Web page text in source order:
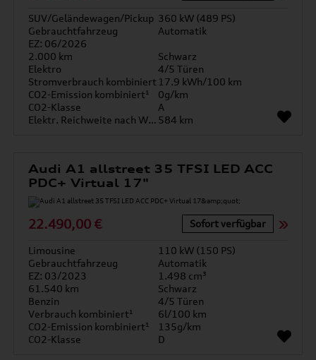
SUV/Geländewagen/Pickup 360 kW (489 PS)
Gebrauchtfahrzeug
Automatik
EZ: 06/2026
2.000 km
Schwarz
Elektro
4/5 Türen
Stromverbrauch kombiniert 17.9 kWh/100 km
CO2-Emission kombiniert¹
0g/km
CO2-Klasse
A
Elektr. Reichweite nach WLTP* 584 km
Audi A1 allstreet 35 TFSI LED ACC
PDC+ Virtual 17"
22.490,00 € Sofort verfügbar
Limousine
110 kW (150 PS)
Gebrauchtfahrzeug
Automatik
EZ: 03/2023
1.498 cm³
61.540 km
Schwarz
Benzin
4/5 Türen
Verbrauch kombiniert¹
6l/100 km
CO2-Emission kombiniert¹
135g/km
CO2-Klasse
D